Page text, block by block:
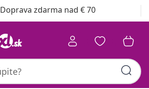
Doprava zdarma nad € 70